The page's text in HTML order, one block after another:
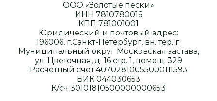
ООО «Золотые пески»
ИНН 7810780016
КПП 781001001
Юридический и почтовый адрес:
196006, г.Санкт-Петербург, вн. тер. г.
Муниципальный округ Московская застава,
ул. Цветочная, д. 16 стр. 1, помещ. 329
Расчетный счет 40702810055000111593
БИК 044030653
К/сч 30101810500000000653